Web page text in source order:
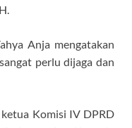
Anja mengatakan
perlu dijaga dan
ketua Komisi IV DPRD